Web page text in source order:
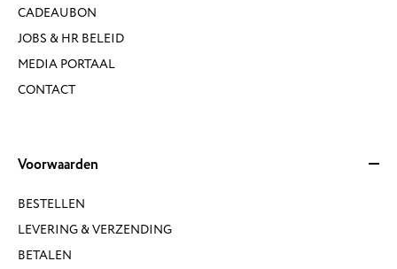
CADEAUBON
JOBS & HR BELEID
MEDIA PORTAAL
CONTACT
Voorwaarden
BESTELLEN
LEVERING & VERZENDING
BETALEN